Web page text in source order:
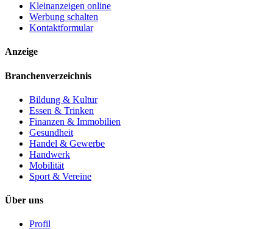
Kleinanzeigen online
Werbung schalten
Kontaktformular
Anzeige
Branchenverzeichnis
Bildung & Kultur
Essen & Trinken
Finanzen & Immobilien
Gesundheit
Handel & Gewerbe
Handwerk
Mobilität
Sport & Vereine
Über uns
Profil